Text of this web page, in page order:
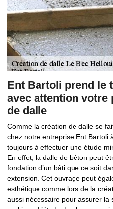
Ent Bartoli prend le
avec attention votre
de dalle
Comme la création de dalle se
chez notre entreprise Ent Bartoli
toujours à effectuer une étude
En effet, la dalle de béton peut
fondation d’un bâti que ce soit
extension. Cet ouvrage peut
esthétique comme lors de la
aussi nécessaire pour assurer la